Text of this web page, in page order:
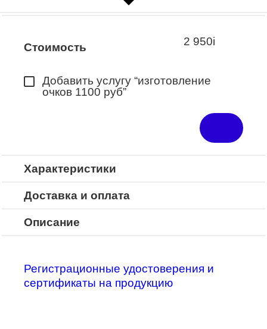
Стоимость 2 950i
Добавить услугу “изготовление
очков 1100 руб”
Характеристики
Доставка и оплата
Описание
Регистрационные удостоверения и
сертификаты на продукцию